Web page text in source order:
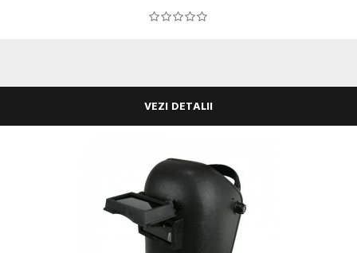
VEZI DETALII